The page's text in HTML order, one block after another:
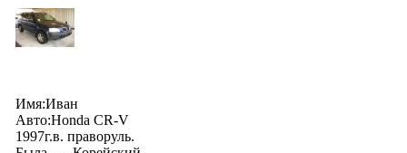
Имя:Иван
Авто:Honda CR-V
1997г.в. праворуль.